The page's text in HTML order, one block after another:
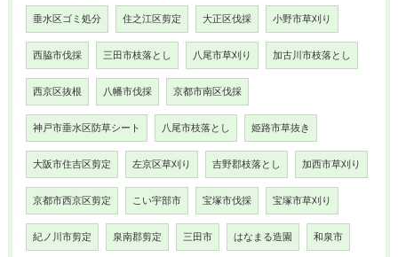
垂水区ゴミ処分 住之江区剪定 大正区伐採 小野市草刈り
西脇市伐採 三田市枝落とし 八尾市草刈り 加古川市枝落とし
西京区抜根 八幡市伐採 京都市南区伐採
神戸市垂水区防草シート 八尾市枝落とし 姫路市草抜き
大阪市住吉区剪定 左京区草刈り 吉野郡枝落とし 加西市草刈り
京都市西京区剪定 こい宇部市 宝塚市伐採 宝塚市草刈り
紀ノ川市剪定 泉南郡剪定 三田市 はなまる造園 和泉市